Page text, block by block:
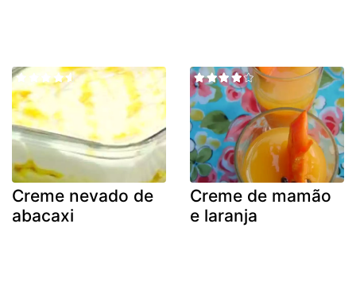
Creme nevado de
abacaxi
Creme de mamão
e laranja